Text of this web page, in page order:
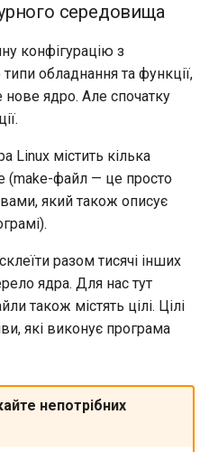
середовища
конфігурацію з
обладнання та функції,
нове ядро. Але спочатку
Linux містить кілька
(make-файл — це просто
який також описує
разом тисячі інших
ядра. Для нас тут
також містять цілі. Цілі
які виконує програма
непотрібних